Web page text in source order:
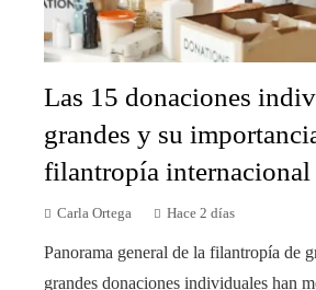
Las 15 donaciones
grandes y su
filantropía internacional
Carla Ortega Hace 2 días
Panorama general de la filantropía de
grandes donaciones individuales han